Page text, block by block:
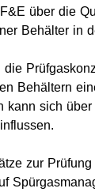
über die
Behälter in
Behältern
kann sich
zur